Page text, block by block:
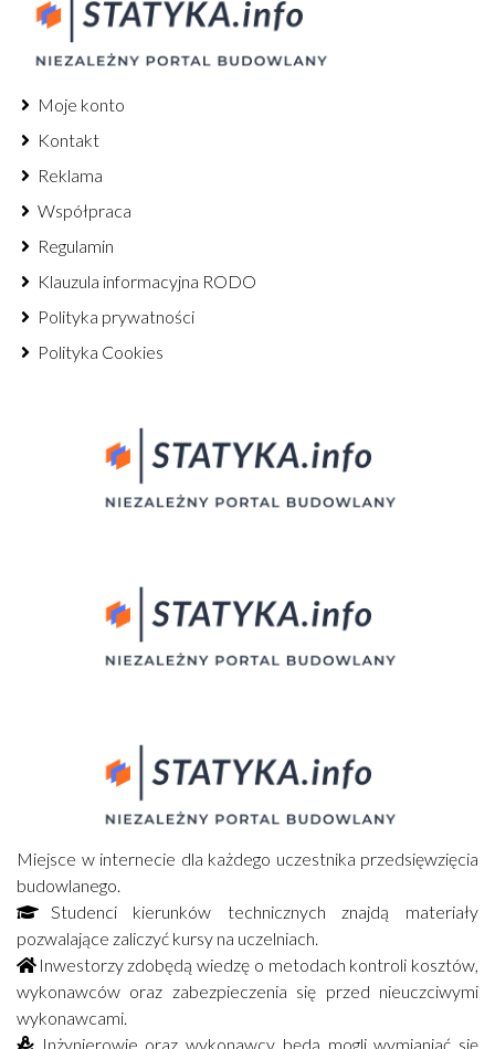
Moje konto
Kontakt
Reklama
Współpraca
Regulamin
Klauzula informacyjna RODO
Polityka prywatności
Polityka Cookies
Miejsce w internecie dla każdego uczestnika przedsięwzięcia
budowlanego.
Studenci kierunków technicznych znajdą materiały
pozwalające zaliczyć kursy na uczelniach.
Inwestorzy zdobędą wiedzę o metodach kontroli kosztów,
wykonawców oraz zabezpieczenia się przed nieuczciwymi
wykonawcami.
Inżynierowie oraz wykonawcy będą mogli wymianiać się